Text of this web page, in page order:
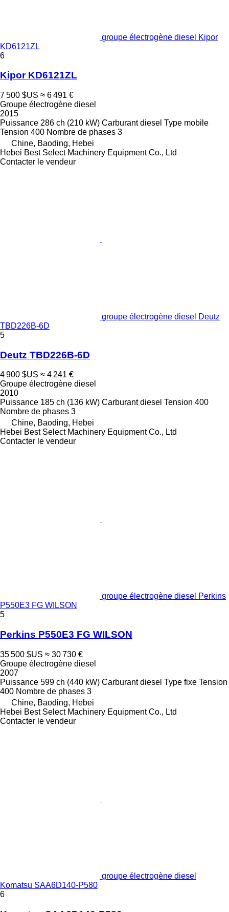
groupe électrogène diesel Kipor
KD6121ZL
6
Kipor KD6121ZL
7 500 $US ≈ 6 491 €
Groupe électrogène diesel
2015
Puissance 286 ch (210 kW) Carburant diesel Type mobile
Tension 400 Nombre de phases 3
Chine, Baoding, Hebei
Hebei Best Select Machinery Equipment Co., Ltd
Contacter le vendeur
groupe électrogène diesel Deutz
TBD226B-6D
5
Deutz TBD226B-6D
4 900 $US ≈ 4 241 €
Groupe électrogène diesel
2010
Puissance 185 ch (136 kW) Carburant diesel Tension 400
Nombre de phases 3
Chine, Baoding, Hebei
Hebei Best Select Machinery Equipment Co., Ltd
Contacter le vendeur
groupe électrogène diesel Perkins
P550E3 FG WILSON
5
Perkins P550E3 FG WILSON
35 500 $US ≈ 30 730 €
Groupe électrogène diesel
2007
Puissance 599 ch (440 kW) Carburant diesel Type fixe Tension
400 Nombre de phases 3
Chine, Baoding, Hebei
Hebei Best Select Machinery Equipment Co., Ltd
Contacter le vendeur
groupe électrogène diesel
Komatsu SAA6D140-P580
6